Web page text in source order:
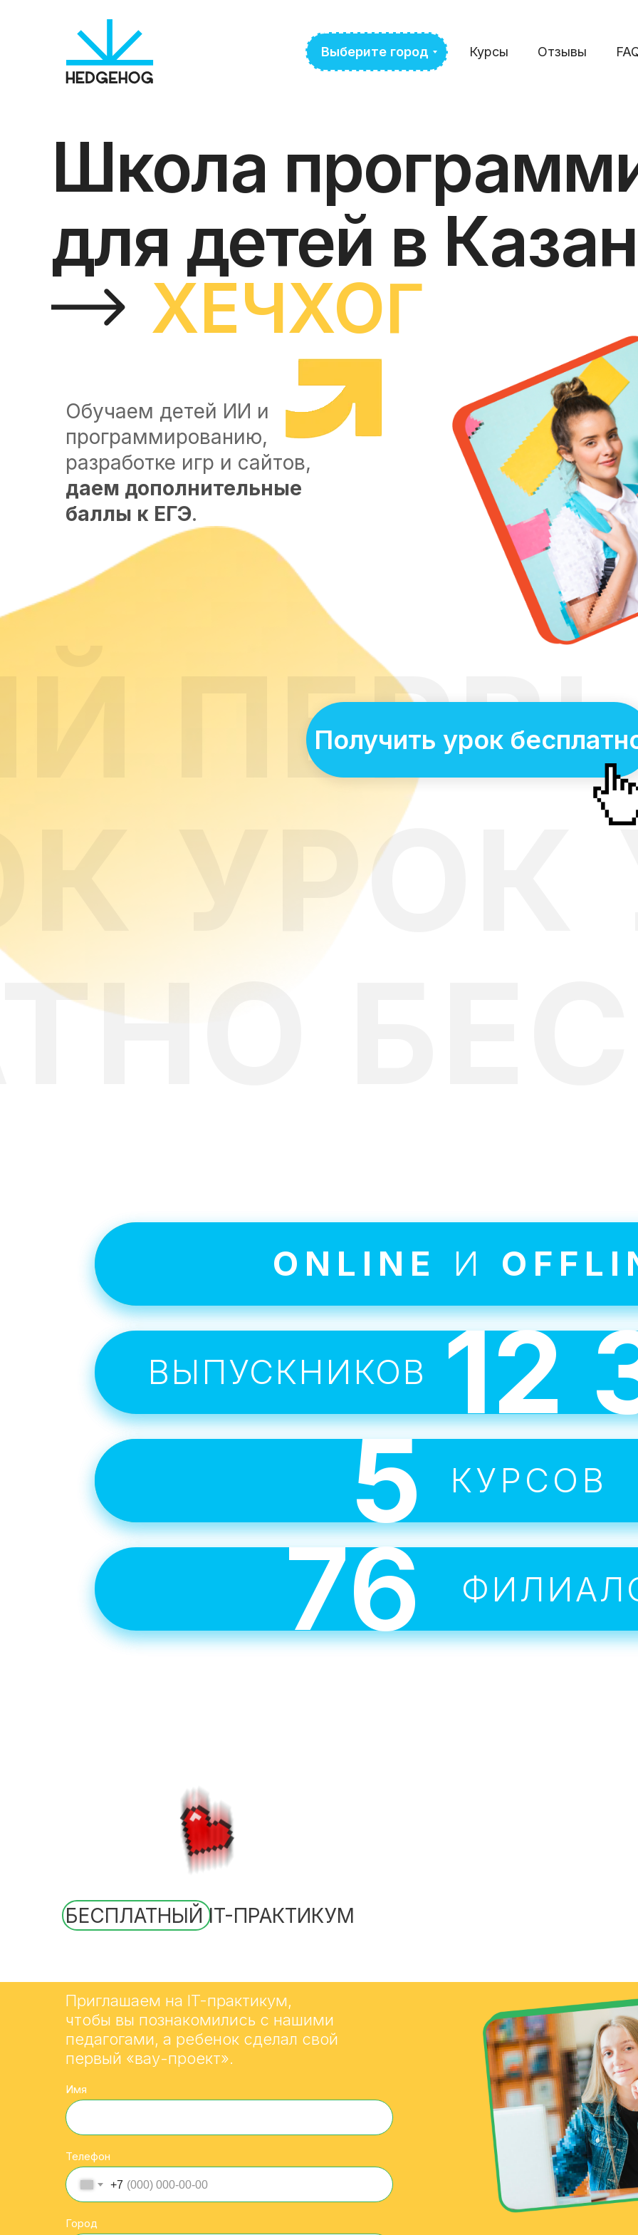
Выберите город Курсы Отзывы
Школа
для детей в
ХЕЧХОГ
Обучаем детей ИИ и
программированию,
разработке игр и сайтов,
даем дополнительные
баллы к ЕГЭ.
УРОК
Получить урок
Увлекательные занятия
группах или 1 на 1 с учителем.
Каждый ребенок сбирает
портфолио к концу курса.
Интересные темы мотивируют
учиться и добиваться поставленных
Все занятия проводят
преподаватели-практики.
76
5 КУРСОВ
12
ВЫПУСКНИКОВ
ONLINE И
Приглашаем на IT-практикум,
чтобы вы познакомились с нашими
педагогами, а ребенок сделал свой
первый «вау-проект».
БЕСПЛАТНЫЙ IT-ПРАКТИКУМ
Имя
Телефон
+7
Город